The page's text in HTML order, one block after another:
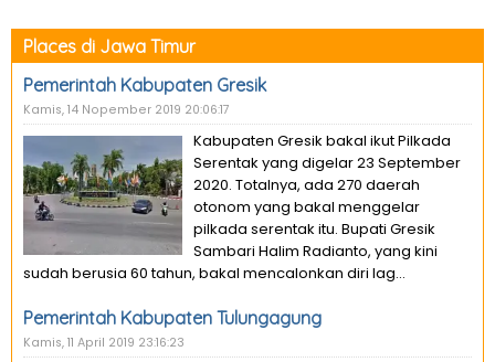
Places di Jawa Timur
Pemerintah Kabupaten Gresik
Kamis, 14 Nopember 2019 20:06:17
Kabupaten Gresik bakal ikut Pilkada
Serentak yang digelar 23 September
2020. Totalnya, ada 270 daerah
otonom yang bakal menggelar
pilkada serentak itu. Bupati Gresik
Sambari Halim Radianto, yang kini
sudah berusia 60 tahun, bakal mencalonkan diri lag...
Pemerintah Kabupaten Tulungagung
Kamis, 11 April 2019 23:16:23